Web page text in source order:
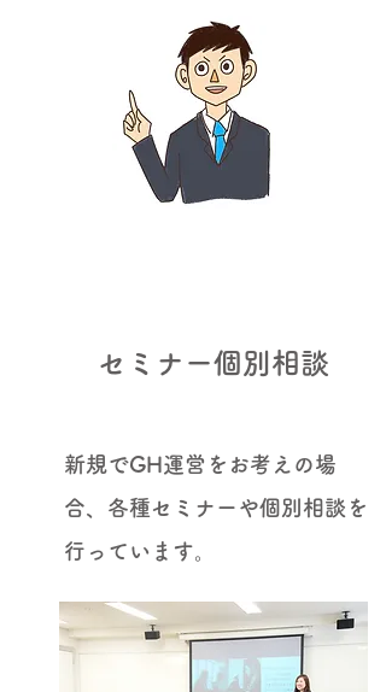
セミナー個別相談
​新規でGH運営をお考えの場
合、各種セミナーや個別相談を
行っています。